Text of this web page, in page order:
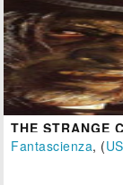
THE STRANGE
Fantascienza, (